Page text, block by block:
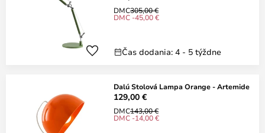
DMC305,00 €
DMC -45,00 €
Čas dodania: 4 - 5 týždne
Dalú Stolová Lampa Orange - Artemide
129,00 €
DMC143,00 €
DMC -14,00 €